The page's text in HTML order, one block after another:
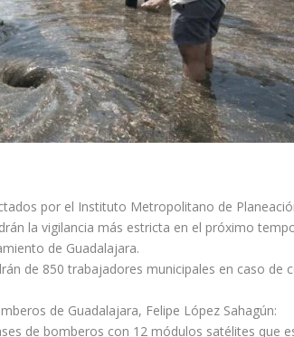
por el Instituto Metropolitano de
la vigilancia más estricta en el próximo
de Guadalajara.
de 850 trabajadores municipales en caso de
de Guadalajara, Felipe López Sahagún:
de bomberos con 12 módulos satélites que